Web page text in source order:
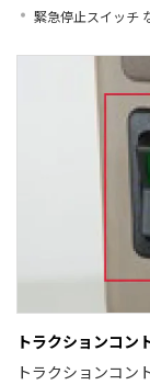
緊急停止スイッチ
トラクションコン
トラクションコン